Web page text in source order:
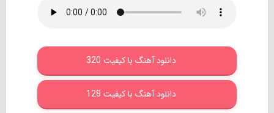
دانلود آهنگ با کیفیت 320
دانلود آهنگ با کیفیت 128